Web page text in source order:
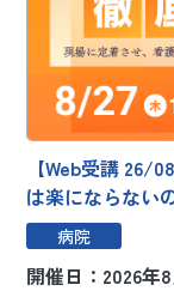
【Web受講 26/
は楽にならない
軽減につなげる
病院
開催日：2026年